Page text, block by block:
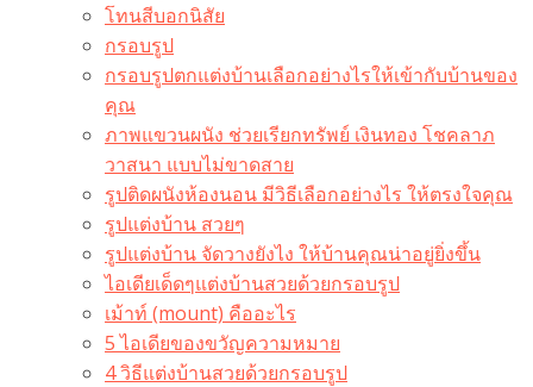
โทนสีบอกนิสัย
กรอบรูป
กรอบรูปตกแต่งบ้านเลือกอย่างไรให้เข้ากับบ้านของ
คุณ
ภาพแขวนผนัง ช่วยเรียกทรัพย์ เงินทอง โชคลาภ
วาสนา แบบไม่ขาดสาย
รูปติดผนังห้องนอน มีวิธีเลือกอย่างไร ให้ตรงใจคุณ
รูปแต่งบ้าน สวยๆ
รูปแต่งบ้าน จัดวางยังไง ให้บ้านคุณน่าอยู่ยิ่งขึ้น
ไอเดียเด็ดๆแต่งบ้านสวยด้วยกรอบรูป
เม้าท์ (mount) คืออะไร​
5 ไอเดียของขวัญความหมาย
4 วิธีแต่งบ้านสวยด้วยกรอบรูป